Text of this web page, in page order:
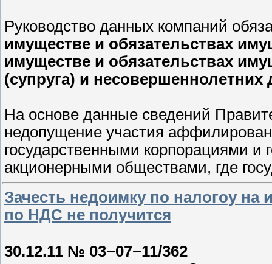
Руководство данных компаний
имуществе и обязательствах
имуществе и обязательствах
(супруга) и несовершеннолетних
На основе данные сведений
недопущение участия
государственными корпорациями и
акционерными обществами, где
Зачесть недоимку по налогоу на
по НДС не получится
30.12.11 № 03−07−11/362